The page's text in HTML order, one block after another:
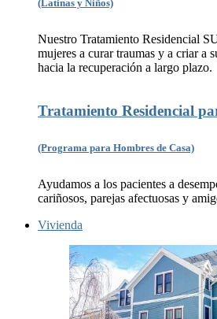
(Latinas y Niños)
Nuestro Tratamiento Residencial
mujeres a curar traumas y a criar a
hacia la recuperación a largo plazo.
Tratamiento Residencial
(Programa para Hombres de Casa)
Ayudamos a los pacientes a
cariñosos, parejas afectuosas y
Vivienda